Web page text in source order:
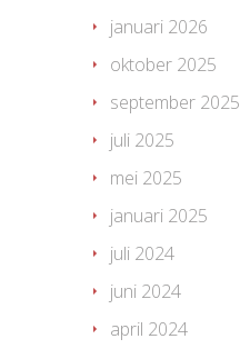
januari 2026
oktober 2025
september 2025
juli 2025
mei 2025
januari 2025
juli 2024
juni 2024
april 2024